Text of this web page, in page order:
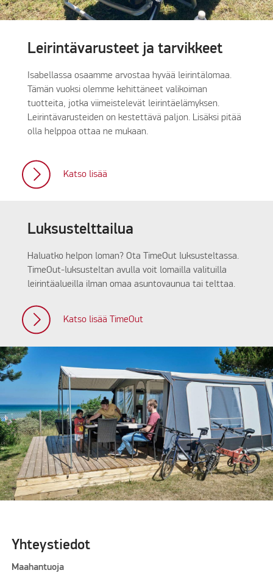
Leirintävarusteet ja tarvikkeet
Isabellassa osaamme arvostaa hyvää leirintälomaa.
Tämän vuoksi olemme kehittäneet valikoiman
tuotteita, jotka viimeistelevät leirintäelämyksen.
Leirintävarusteiden on kestettävä paljon. Lisäksi pitää
olla helppoa ottaa ne mukaan.
Katso lisää
Luksustelttailua
Haluatko helpon loman? Ota TimeOut luksusteltassa.
TimeOut-luksusteltan avulla voit lomailla valituilla
leirintäalueilla ilman omaa asuntovaunua tai telttaa.
Katso lisää TimeOut
Yhteystiedot
Maahantuoja